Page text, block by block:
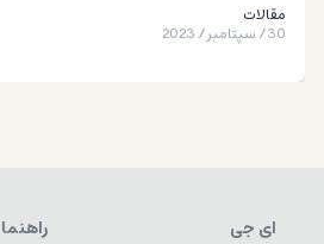
مقالات
30
/سپتامبر/
2023
ای جی
راهنما